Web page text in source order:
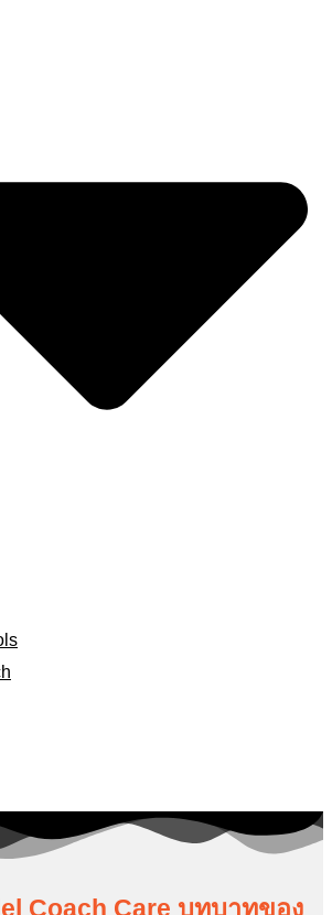
Coach Care บทบาทของ